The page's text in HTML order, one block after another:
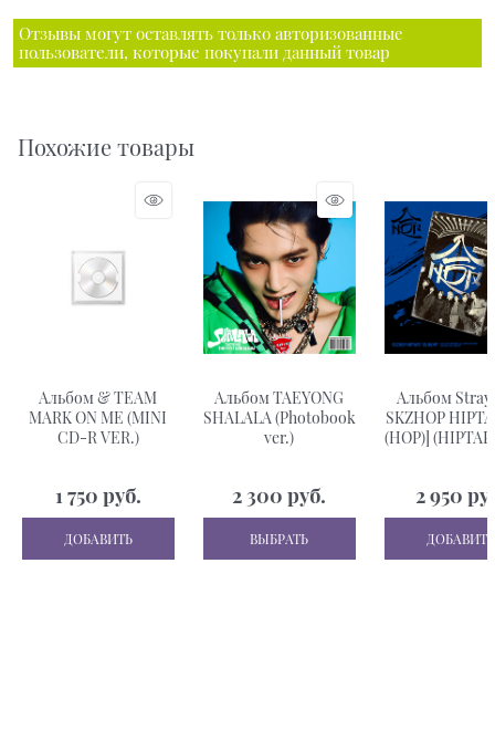
Отзывы могут оставлять только авторизованные
пользователи, которые покупали данный товар
Похожие товары
Альбом & TEAM
MARK ON ME (MINI
CD-R VER.)
1 750 руб.
ДОБАВИТЬ
Альбом TAEYONG
SHALALA (Photobook
ver.)
2 300 руб.
ВЫБРАТЬ
Альбом Stray
SKZHOP
(HOP)]
2 950
ДОБАВИТЬ